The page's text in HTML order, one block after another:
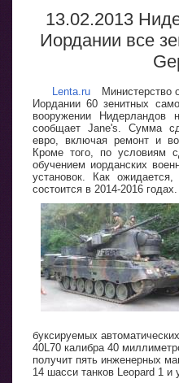
13.02.2013
Иордании все
Lenta.ru Министерство
Иордании 60 зенитных
вооружении Нидерландов
сообщает Jane's. Сумма
евро, включая ремонт и
Кроме того, по условиям
обучением иорданских
установок. Как
состоится в 2014-2016 годах.
буксируемых
40L70 калибра 40
получит пять инженерных
14 шасси танков Leopard 1 и